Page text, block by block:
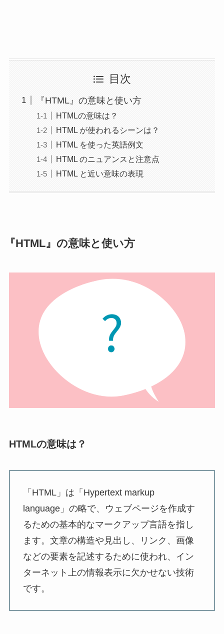
目次
『HTML』の意味と使い方
HTMLの意味は？
HTML が使われるシーンは？
HTML を使った英語例文
HTML のニュアンスと注意点
HTML と近い意味の表現
『HTML』の意味と使い方
HTMLの意味は？
「HTML」は「Hypertext markup
language」の略で、ウェブページを作成す
るための基本的なマークアップ言語を指し
ます。文章の構造や見出し、リンク、画像
などの要素を記述するために使われ、イン
ターネット上の情報表示に欠かせない技術
です。